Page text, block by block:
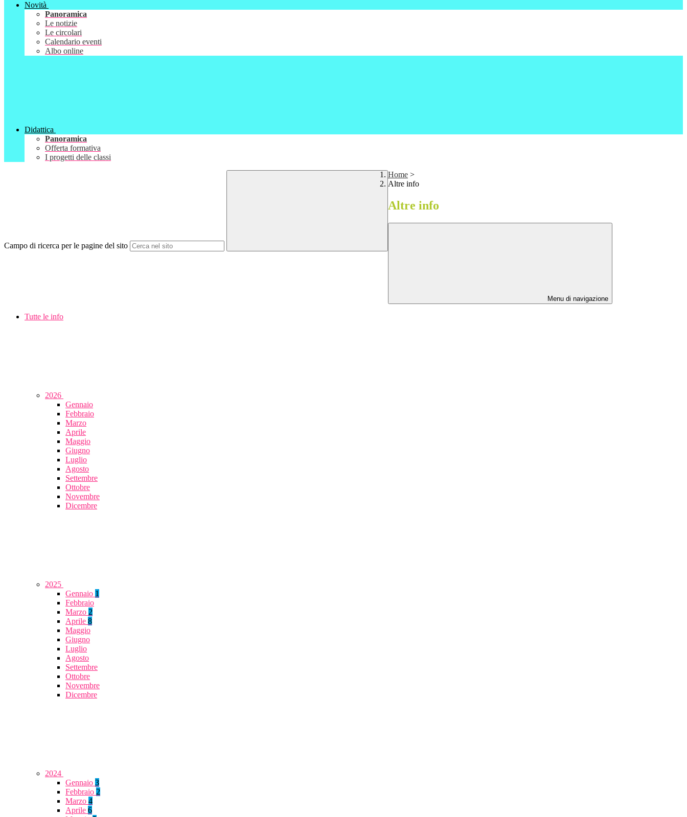
Novità
Panoramica
Le notizie
Le circolari
Calendario eventi
Albo online
Didattica
Panoramica
Offerta formativa
I progetti delle classi
Campo di ricerca per le pagine del sito
Home >
Altre info
Altre info
Menu di navigazione
Tutte le info
2026
Gennaio
Febbraio
Marzo
Aprile
Maggio
Giugno
Luglio
Agosto
Settembre
Ottobre
Novembre
Dicembre
2025
Gennaio 1
Febbraio
Marzo 2
Aprile 8
Maggio
Giugno
Luglio
Agosto
Settembre
Ottobre
Novembre
Dicembre
2024
Gennaio 3
Febbraio 2
Marzo 4
Aprile 6